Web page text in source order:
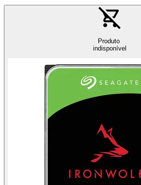
Produto
indisponível